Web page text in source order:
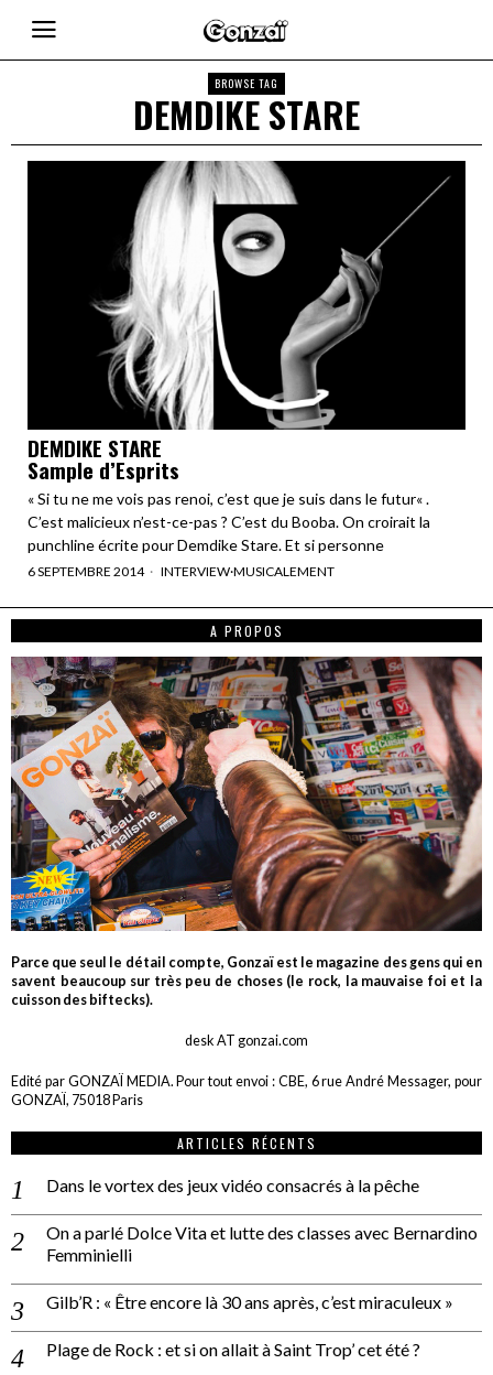
BROWSE TAG
DEMDIKE STARE
DEMDIKE STARE
Sample d’Esprits
« Si tu ne me vois pas renoi, c’est que je suis dans le futur« .
C’est malicieux n’est-ce-pas ? C’est du Booba. On croirait la
punchline écrite pour Demdike Stare. Et si personne
6 SEPTEMBRE 2014 INTERVIEW·MUSICALEMENT
A PROPOS
Parce que seul le détail compte, Gonzaï est le magazine des gens qui en
savent beaucoup sur très peu de choses (le rock, la mauvaise foi et la
cuisson des biftecks).
desk AT gonzai.com
Edité par GONZAÏ MEDIA. Pour tout envoi : CBE, 6 rue André Messager, pour
GONZAÏ, 75018 Paris
ARTICLES RÉCENTS
Dans le vortex des jeux vidéo consacrés à la pêche
On a parlé Dolce Vita et lutte des classes avec Bernardino
Femminielli
Gilb’R : « Être encore là 30 ans après, c’est miraculeux »
Plage de Rock : et si on allait à Saint Trop’ cet été ?